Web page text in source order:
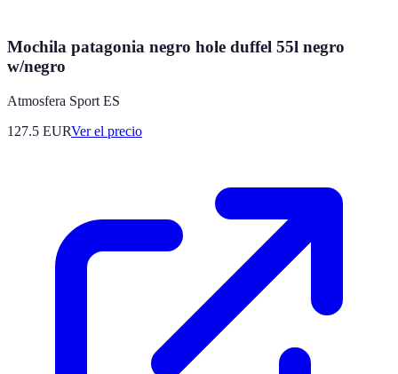
Mochila patagonia negro hole duffel 55l negro
w/negro
Atmosfera Sport ES
127.5 EURVer el precio